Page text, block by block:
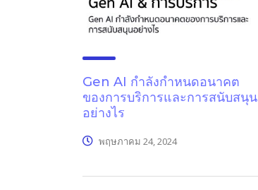
Gen AI กำลังกำหนดอนาคต
ของการบริการและการสนับสนุน
อย่างไร
พฤษภาคม 24, 2024